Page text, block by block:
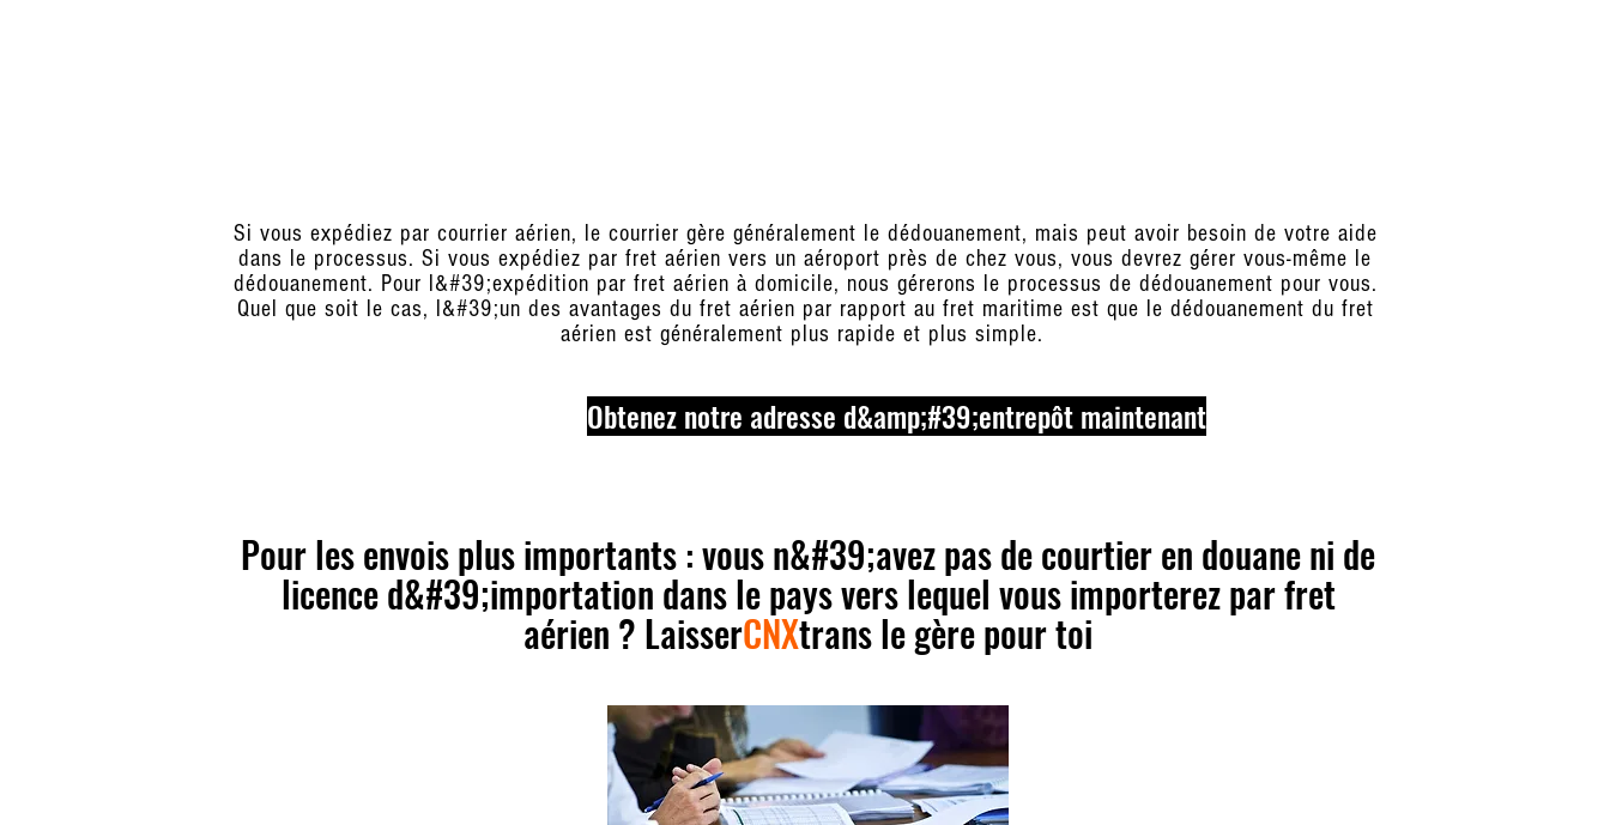
Si vous expédiez par courrier aérien, le courrier gère généralement le dédouanement, mais peut avoir besoin de votre aide
dans le processus. Si vous expédiez par fret aérien vers un aéroport près de chez vous, vous devrez gérer vous-même le
dédouanement. Pour l&#39;expédition par fret aérien à domicile, nous gérerons le processus de dédouanement pour vous.
Quel que soit le cas, l&#39;un des avantages du fret aérien par rapport au fret maritime est que le dédouanement du fret
aérien est généralement plus rapide et plus simple.
Obtenez notre adresse d&amp;#39;entrepôt maintenant
Pour les envois plus importants : vous n&#39;avez pas de courtier en douane ni de
licence d&#39;importation dans le pays vers lequel vous importerez par fret
aérien ? LaisserCNXtrans le gère pour toi